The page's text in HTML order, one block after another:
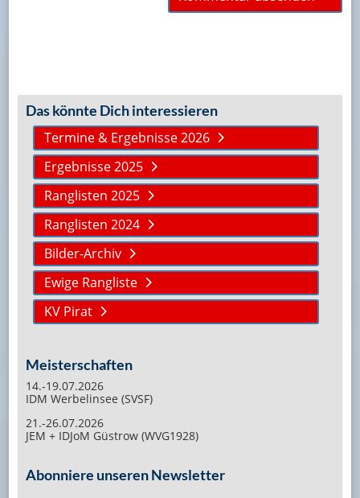
Das könnte Dich interessieren
Termine & Ergebnisse 2026
Ergebnisse 2025
Ranglisten 2025
Ranglisten 2024
Bilder-Archiv
Ewige Rangliste
KV Pirat
Meisterschaften
14.-19.07.2026
IDM Werbelinsee (SVSF)
21.-26.07.2026
JEM + IDJoM Güstrow (WVG1928)
Abonniere unseren Newsletter